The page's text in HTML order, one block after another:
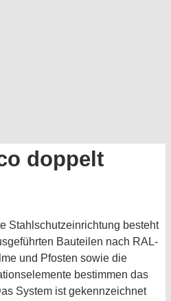
doppelt
Stahlschutzeinrichtung besteht
Bauteilen nach RAL-
und Pfosten sowie die
bestimmen das
System ist gekennzeichnet